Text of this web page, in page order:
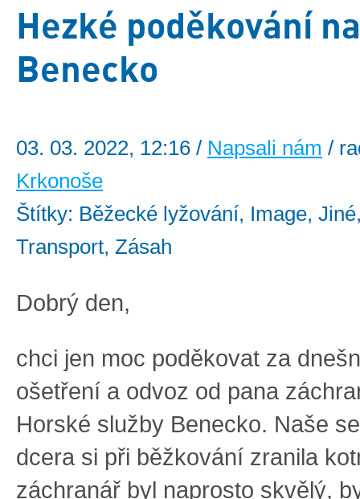
Hezké poděkování na
Benecko
03. 03. 2022, 12:16 / Napsali nám /
Krkonoše
Štítky: Běžecké lyžování, Image,
Transport, Zásah
Dobrý den,
chci jen moc poděkovat za
ošetření a odvoz od pana
Horské služby Benecko. Naše
dcera si při běžkování zranila
záchranář byl naprosto skvělý,